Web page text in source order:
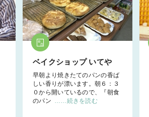
ベイクショップ いてや
早朝より焼きたてのパンの香ば
しい香りが漂います。朝６：３
０から開いているので、『朝食
のパン
……続きを読む